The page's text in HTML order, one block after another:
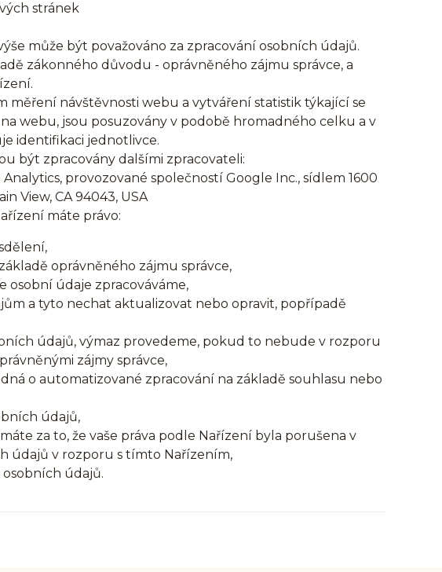
stránek
může být považováno za zpracování osobních údajů.
zákonného důvodu - oprávněného zájmu správce, a
měření návštěvnosti webu a vytváření statistik týkající se
webu, jsou posuzovány v podobě hromadného celku a v
identifikaci jednotlivce.
být zpracovány dalšími zpracovateli:
provozované společností Google Inc., sídlem 1600
View, CA 94043, USA
máte právo:
oprávněného zájmu správce,
osobní údaje zpracováváme,
a tyto nechat aktualizovat nebo opravit, popřípadě
údajů, výmaz provedeme, pokud to nebude v rozporu
zájmy správce,
o automatizované zpracování na základě souhlasu nebo
údajů,
za to, že vaše práva podle Nařízení byla porušena v
údajů v rozporu s tímto Nařízením,
údajů.